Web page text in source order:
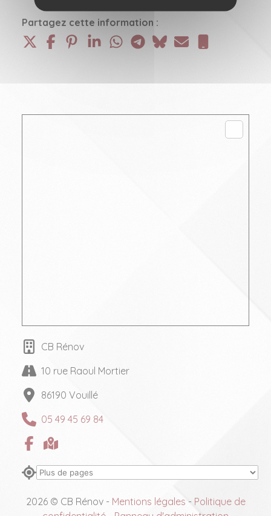
Partagez cette information :
CB Rénov
10 rue Raoul Mortier
86190 Vouillé
05 49 45 69 84
2026 © CB Rénov - Mentions légales - Politique de